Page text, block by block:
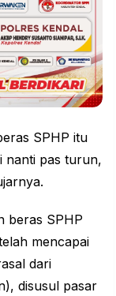
SPHP itu
nanti pas turun,
beras SPHP
mencapai
dari
disusul pasar